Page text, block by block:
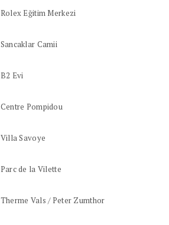
Rolex Eğitim Merkezi
Sancaklar Camii
B2 Evi
Centre Pompidou
Villa Savoye
Parc de la Vilette
Therme Vals / Peter Zumthor